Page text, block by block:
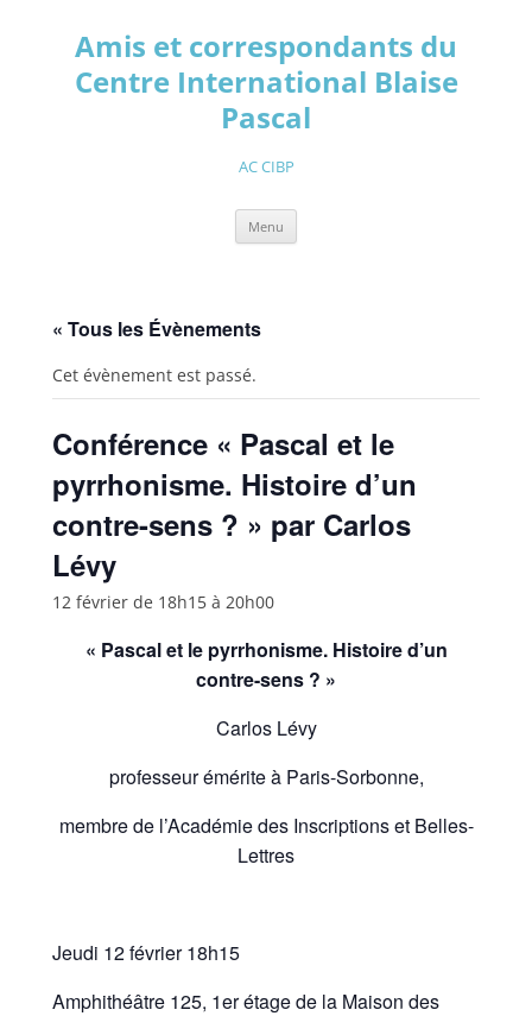
contenuAmis et correspondants du
Centre International Blaise
Pascal
AC CIBP
Menu
« Tous les Évènements
Cet évènement est passé.
Conférence « Pascal et le
pyrrhonisme. Histoire d’un
contre-sens ? » par Carlos
Lévy
12 février de 18h15 à 20h00
« Pascal et le pyrrhonisme. Histoire d’un
contre-sens ? »
Carlos Lévy
professeur émérite à Paris-Sorbonne,
membre de l’Académie des Inscriptions et Belles-
Lettres
Jeudi 12 février 18h15
Amphithéâtre 125, 1er étage de la Maison des